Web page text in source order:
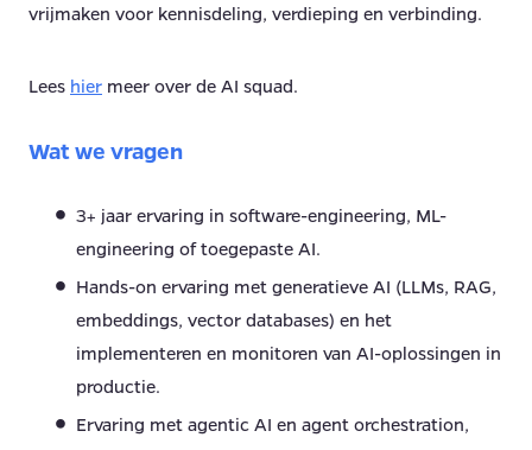
vrijmaken voor kennisdeling, verdieping en verbinding.
Lees hier meer over de AI squad.
Wat we vragen
3+ jaar ervaring in software-engineering, ML-
engineering of toegepaste AI.
Hands-on ervaring met generatieve AI (LLMs, RAG,
embeddings, vector databases) en het
implementeren en monitoren van AI-oplossingen in
productie.
Ervaring met agentic AI en agent orchestration,